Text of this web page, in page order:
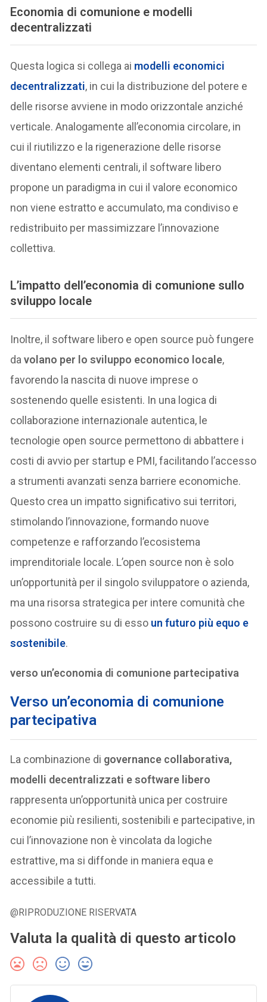
Economia di comunione e modelli
decentralizzati
Questa logica si collega ai modelli economici
decentralizzati, in cui la distribuzione del potere e
delle risorse avviene in modo orizzontale anziché
verticale. Analogamente all’economia circolare, in
cui il riutilizzo e la rigenerazione delle risorse
diventano elementi centrali, il software libero
propone un paradigma in cui il valore economico
non viene estratto e accumulato, ma condiviso e
redistribuito per massimizzare l’innovazione
collettiva.
L’impatto dell’economia di comunione sullo
sviluppo locale
Inoltre, il software libero e open source può fungere
davolano per lo sviluppo economico locale,
favorendo la nascita di nuove imprese o
sostenendo quelle esistenti. In una logica di
collaborazione internazionale autentica, le
tecnologie open source permettono di abbattere i
costi di avvio per startup e PMI, facilitando l’accesso
a strumenti avanzati senza barriere economiche.
Questo crea un impatto significativo sui territori,
stimolando l’innovazione, formando nuove
competenze e rafforzando l’ecosistema
imprenditoriale locale. L’open source non è solo
un’opportunità per il singolo sviluppatore o azienda,
ma una risorsa strategica per intere comunità che
possono costruire su di esso un futuro più equo e
sostenibile.
verso un’economia di comunione partecipativa
Verso un’economia di comunione
partecipativa
La combinazione di governance collaborativa,
modelli decentralizzati e software libero
rappresenta un’opportunità unica per costruire
economie più resilienti, sostenibili e partecipative, in
cui l’innovazione non è vincolata da logiche
estrattive, ma si diffonde in maniera equa e
accessibile a tutti.
@RIPRODUZIONE RISERVATA
Valuta la qualità di questo articolo